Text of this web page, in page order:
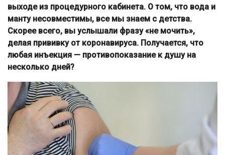
выходе из процедурного кабинета. О том, что вода и
манту несовместимы, все мы знаем с детства.
Скорее всего, вы услышали фразу «не мочить»,
делая прививку от коронавируса. Получается, что
любая инъекция — противопоказание к душу на
несколько дней?